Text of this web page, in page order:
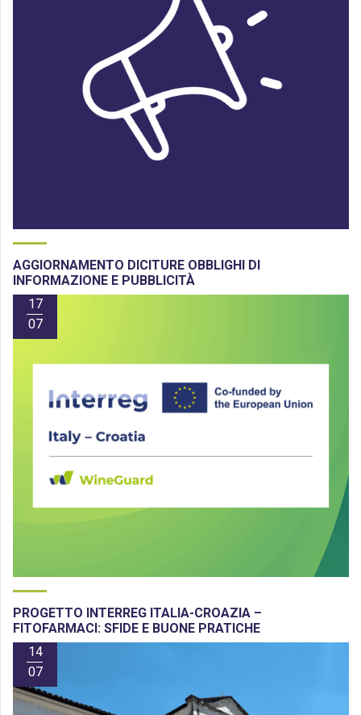
AGGIORNAMENTO DICITURE OBBLIGHI DI
INFORMAZIONE E PUBBLICITÀ
17
07
PROGETTO INTERREG ITALIA-CROAZIA –
FITOFARMACI: SFIDE E BUONE PRATICHE
14
07